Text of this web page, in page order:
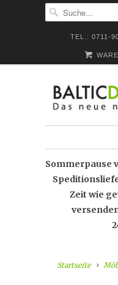
TEL.: 0711-
Sommerpause
Zeit wie
Startseite